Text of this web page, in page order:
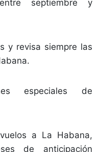
septiembre y
y revisa siempre las
especiales de
a La Habana,
de anticipación